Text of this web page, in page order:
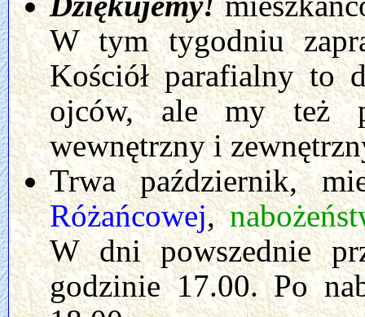
W tym tygodniu
Kościół parafialny to
ojców, ale my też
wewnętrzny i
Trwa październik,
Różańcowej,
W dni powszednie
godzinie 17.00. Po